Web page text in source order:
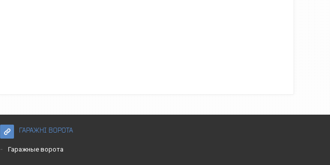
ГАРАЖНІ ВОРОТА
Гаражные ворота